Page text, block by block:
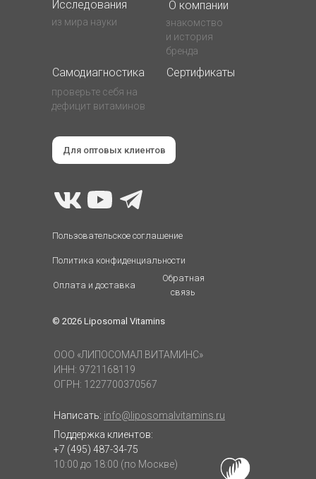
© 2026 Liposomal Vitamins
Пользовательское соглашение
Политика конфиденциальности
Оплата и доставка
Обратная
связь
ООО «ЛИПОСОМАЛ ВИТАМИНС»
ИНН: 9721168119
ОГРН: 1227700370567
Написать: info@liposomalvitamins.ru
Поддержка клиентов:
+7 (495) 487-34-75
10:00 до 18:00 (по Москве)
из мира науки
знакомство
и история
бренда
Исследования О компании
проверьте себя на
дефицит витаминов
Самодиагностика Сертификаты
Для оптовых клиентов